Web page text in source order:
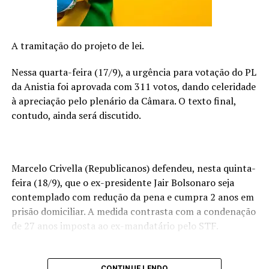
sintetizadores e guitarra. Dennis Guedes contribui com
voz, backing vocal, violão, guitarra e bateria. Vitor Veiga
está na bateria e backing vocal, Danilo Fiani na guitarra
e Mário Vitor no backing vocal.
A gravação foi feita em São Paulo (com algumas partes
gravadas no Rio de Janeiro), entre 2020 e 2023, período
em que Alan gestou várias pérolas que estão aos poucos
saindo da ostra.
Alan descobriu a música bem cedo. Primeiro, com o
antológico LP de Roberto Carlos de 1971, aquele de
“Detalhes”, que ouviu aos 4 anos. Depois, vieram os
Beatles. Sua formação de multi-instrumentista começou
explorando por conta própria o violão de sua mãe.
A tramitação do projeto de lei.
Nessa quarta-feira (17/9), a urgência para votação do PL
da Anistia foi aprovada com 311 votos, dando celeridade
à apreciação pelo plenário da Câmara. O texto final,
contudo, ainda será discutido.
Marcelo Crivella (Republicanos) defendeu, nesta quinta-
feira (18/9), que o ex-presidente Jair Bolsonaro seja
contemplado com redução da pena e cumpra 2 anos em
prisão domiciliar. A medida contrasta com a condenação
de 27 anos imposta ao ex-mandatário pelo STF.